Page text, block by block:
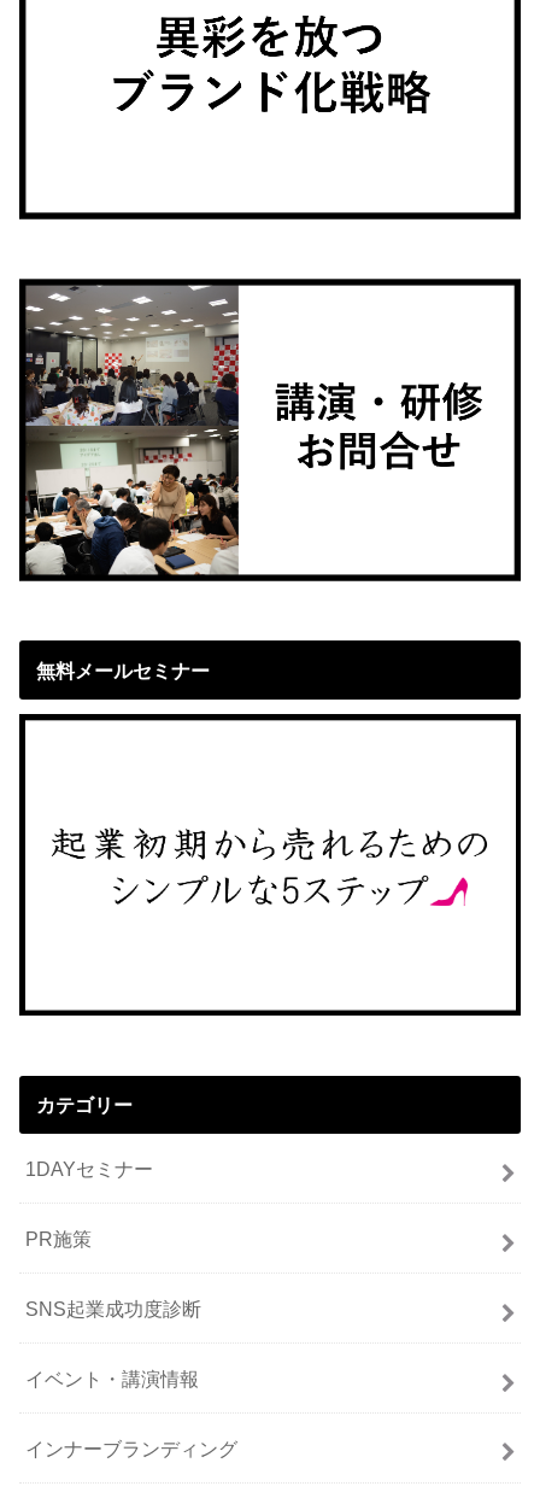
無料メールセミナー
カテゴリー
1DAYセミナー
PR施策
SNS起業成功度診断
イベント・講演情報
インナーブランディング